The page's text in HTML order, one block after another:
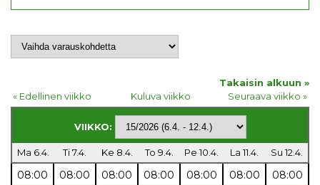
Takaisin alkuun »
« Edellinen viikko
Kuluva viikko Seuraava viikko »
VIIKKO:
Ma 6.4. Ti 7.4. Ke 8.4. To 9.4. Pe 10.4. La 11.4. Su 12.4.
08:00 08:00 08:00 08:00 08:00 08:00
08:00